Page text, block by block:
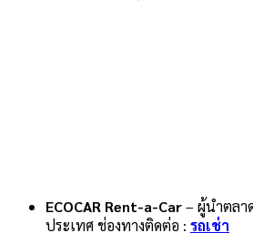
ECOCAR Rent-a-Car– ผู้นำตลา
ประเทศ ช่องทางติดต่อ : รถเช่า